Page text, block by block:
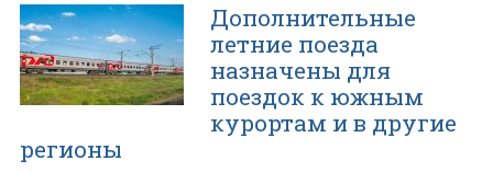
Дополнительные
летние поезда
назначены для
поездок к южным
курортам и в другие
регионы